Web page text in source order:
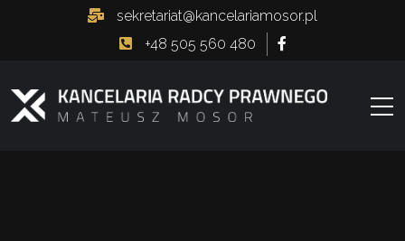
sekretariat@kancelariamosor.pl
+48 505 560 480